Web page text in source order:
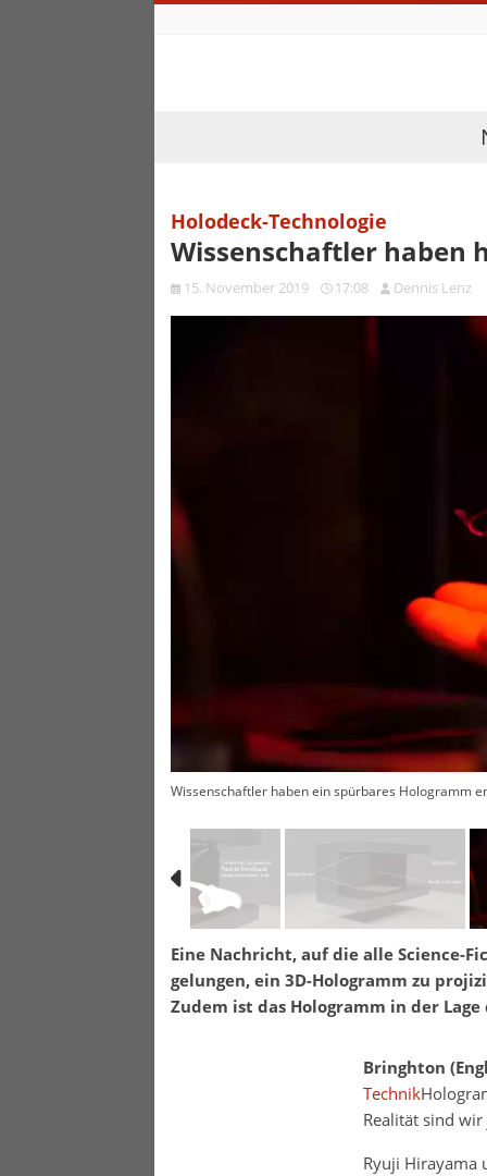
Holodeck-Technologie
Wissenschaftler haben
15. November 2019 17:08 Dennis Lenz
Wissenschaftler haben ein spürbares Hologramm
Eine Nachricht, auf die alle Science-
gelungen, ein 3D-Hologramm zu
Zudem ist das Hologramm in der
Bringhton
Technik
Realität sind
Ryuji Hirayama